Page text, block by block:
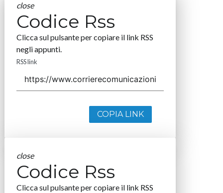
close
Codice Rss
Clicca sul pulsante per copiare il link RSS
negli appunti.
RSS link
COPIA LINK
close
Codice Rss
Clicca sul pulsante per copiare il link RSS